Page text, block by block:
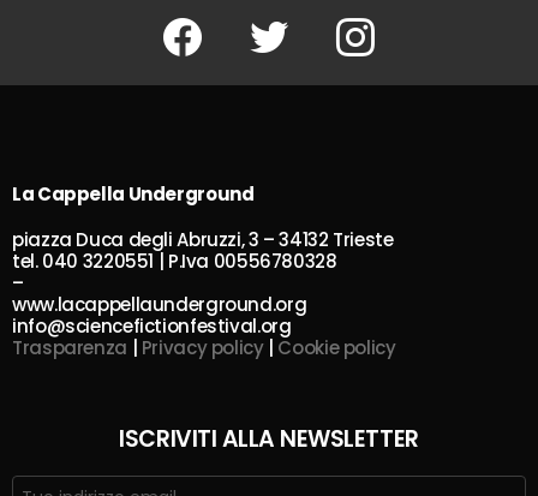
Facebook Twitter Instagram
La Cappella Underground
piazza Duca degli Abruzzi, 3 – 34132 Trieste
tel. 040 3220551 | P.Iva 00556780328
–
www.lacappellaunderground.org
info@sciencefictionfestival.org
Trasparenza
Privacy policy| Cookie policy
ISCRIVITI ALLA NEWSLETTER